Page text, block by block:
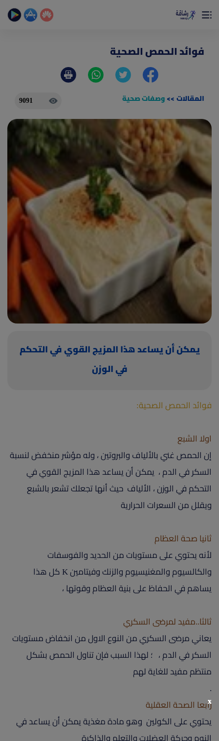
×
حساب الخطوات اليومية _ حساب السعرات _ تمارين منزلية
الصفحة الرئيسية(current)
ادوات رشاقة
من نحن
الأسئلة الشائعة
أعلن معنا
فوائد الحمص الصحية
المقالات>>وصفات صحية 9091
يمكن أن يساعد هذا المزيج القوي في التحكم
في الوزن
فوائد الحمص الصحية:
اولا الشبع
إن الحمص غني بالألياف والبروتين ، وله مؤشر منخفض لنسبة
السكر في الدم ، يمكن أن يساعد هذا المزيج القوي في
التحكم في الوزن ، الألياف حيث أنها تجعلك تشعر بالشبع
ويقلل من السعرات الحرارية
ثانيا صحة العظام
لأنه يحتوي على مستويات من الحديد والفوسفات
والكالسيوم والمغنيسيوم والزنك وفيتامين K كل هذا
يساهم في الحفاظ على بنية العظام وقوتها ،
ثالثا..مفيد لمرضى السكري
يعاني مرضى السكري من النوع الاول من انخفاض مستويات
السكر في الدم ، ؛ لهذا السبب فإن تناول الحمص بشكل
منتظم مفيد للغاية لهم
.
رابعا الصحة العقلية
يحتوي على الكولين وهو مادة مغذية يمكن أن يساعد في
النوم وحركة العضلات والتعلم والذاكرة
x